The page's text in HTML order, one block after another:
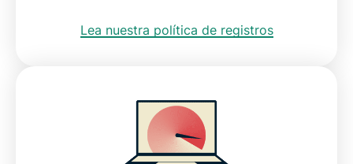
Lea nuestra política de registros